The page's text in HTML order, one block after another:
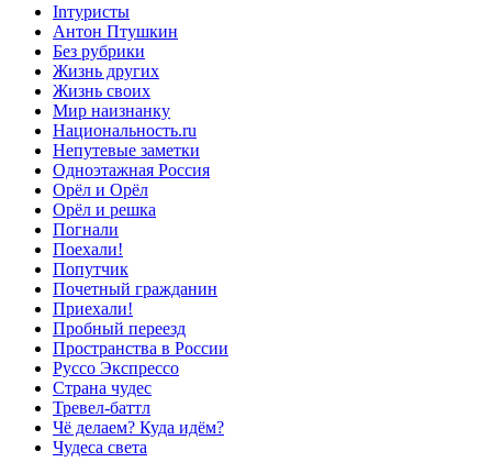
Inтуристы
Антон Птушкин
Без рубрики
Жизнь других
Жизнь своих
Мир наизнанку
Национальность.ru
Непутевые заметки
Одноэтажная Россия
Орёл и Орёл
Орёл и решка
Погнали
Поехали!
Попутчик
Почетный гражданин
Приехали!
Пробный переезд
Пространства в России
Руссо Экспрессо
Страна чудес
Тревел-баттл
Чё делаем? Куда идём?
Чудеса света